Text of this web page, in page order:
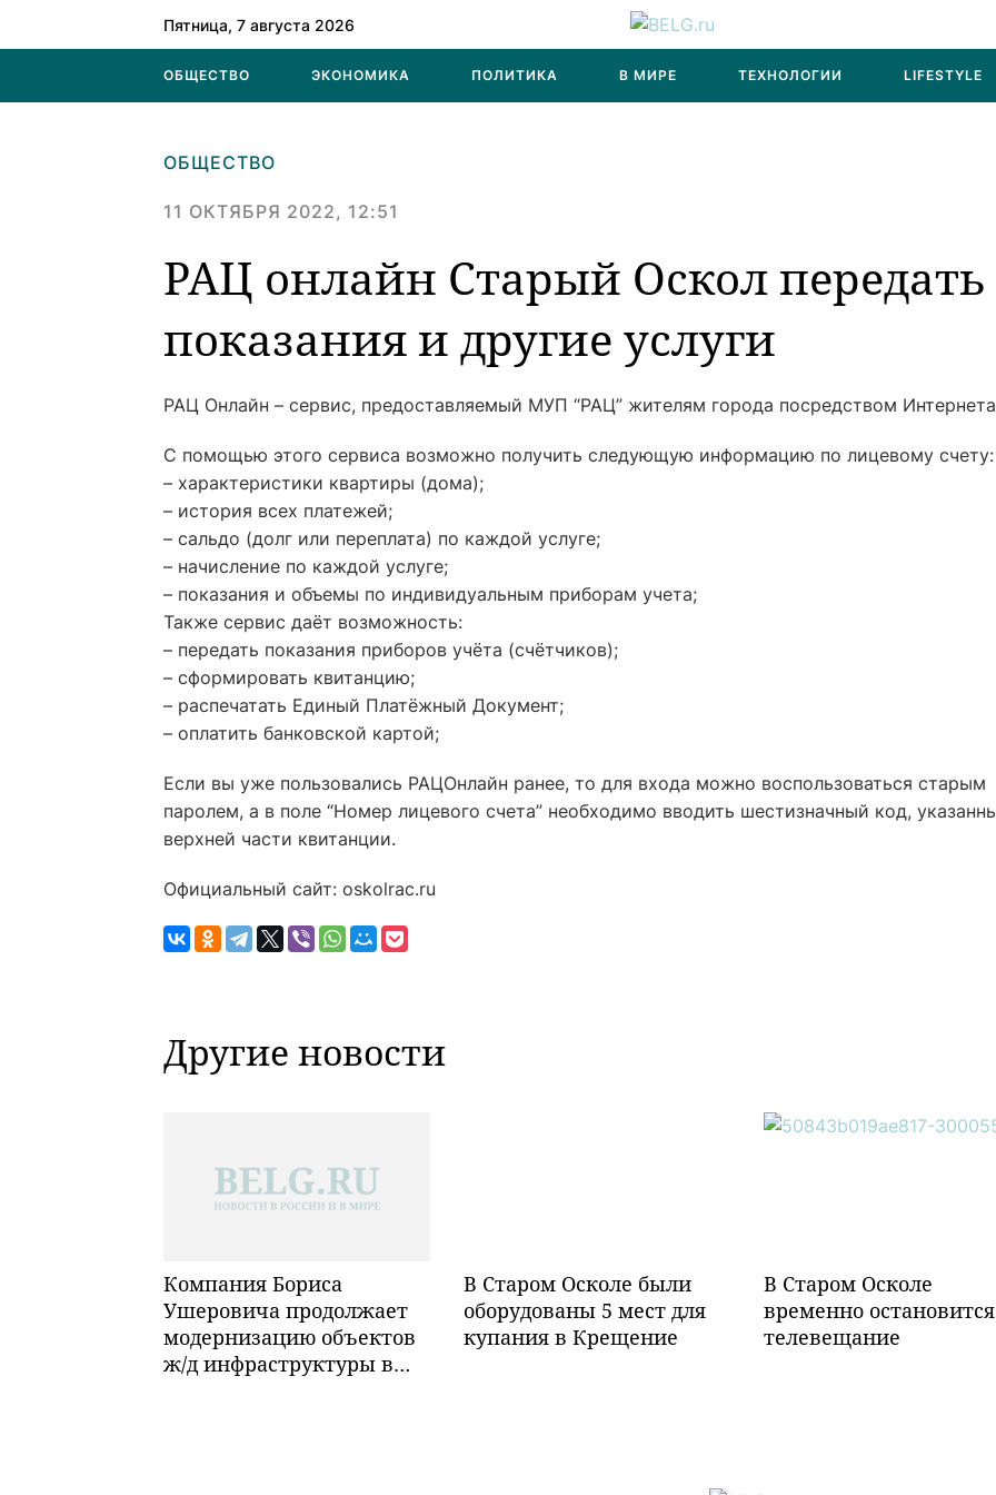
Пятница, 7 августа 2026
ОБЩЕСТВО ЭКОНОМИКА ПОЛИТИКА В МИРЕ ТЕХНОЛОГИИ LIFESTYLE
ОБЩЕСТВО
11 ОКТЯБРЯ 2022, 12:51
РАЦ онлайн Старый Оскол передать
показания и другие услуги
РАЦ Онлайн – сервис, предоставляемый МУП “РАЦ” жителям города посредством
С помощью этого сервиса возможно получить следующую информацию по лицевому
– характеристики квартиры (дома);
– история всех платежей;
– сальдо (долг или переплата) по каждой услуге;
– начисление по каждой услуге;
– показания и объемы по индивидуальным приборам учета;
Также сервис даёт возможность:
– передать показания приборов учёта (счётчиков);
– сформировать квитанцию;
– распечатать Единый Платёжный Документ;
– оплатить банковской картой;
Если вы уже пользовались РАЦОнлайн ранее, то для входа можно воспользоваться старым
паролем, а в поле “Номер лицевого счета” необходимо вводить шестизначный код,
верхней части квитанции.
Официальный сайт: oskolrac.ru
Другие новости
Компания Бориса
Ушеровича продолжает
модернизацию объектов
ж/д инфраструктуры в
В Старом Осколе были
оборудованы 5 мест для
купания в Крещение
В Старом Осколе
временно остановится
телевещание